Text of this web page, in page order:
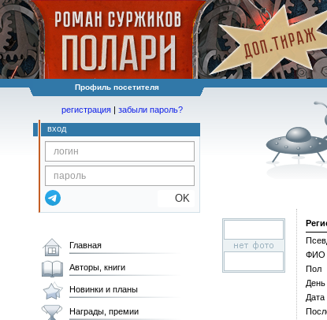
Профиль посетителя
регистрация | забыли пароль?
вход
OK
ФИО
Пол
Дата
Главная
Авторы, книги
Новинки и планы
Награды, премии